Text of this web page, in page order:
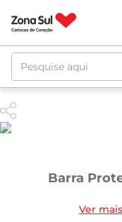
Pesquise aqui
Barra
Ver